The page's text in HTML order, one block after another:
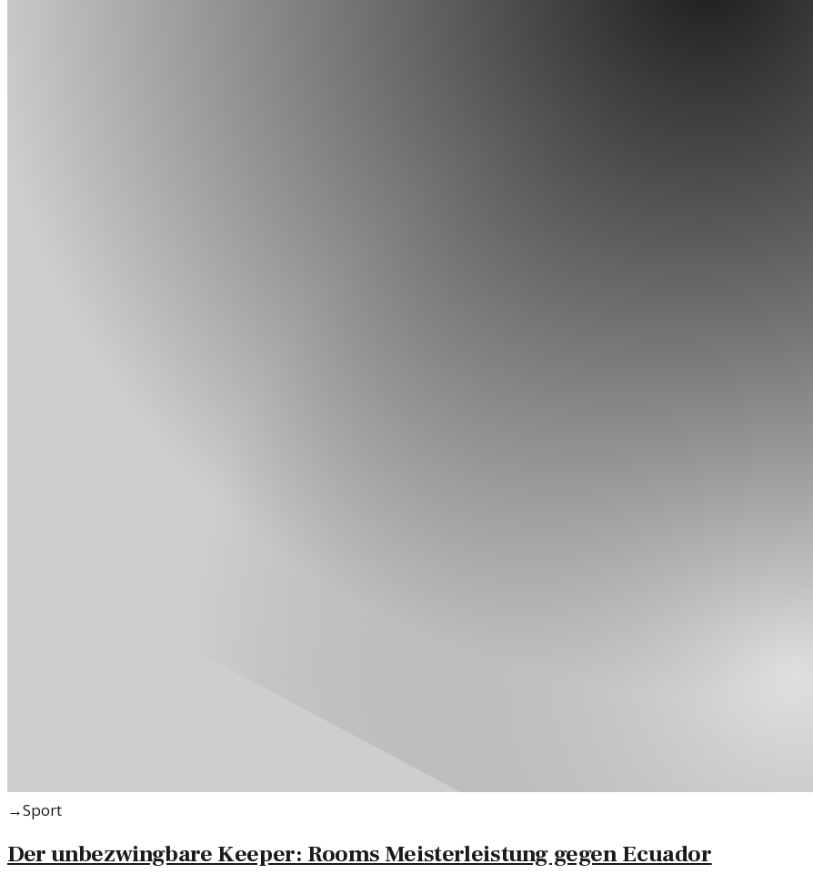
→Sport
Der unbezwingbare Keeper: Rooms Meisterleistung gegen Ecuador